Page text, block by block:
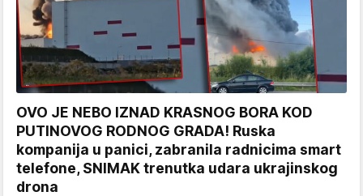
OVO JE NEBO IZNAD KRASNOG BORA KOD
PUTINOVOG RODNOG GRADA! Ruska
kompanija u panici, zabranila radnicima smart
telefone, SNIMAK trenutka udara ukrajinskog
drona